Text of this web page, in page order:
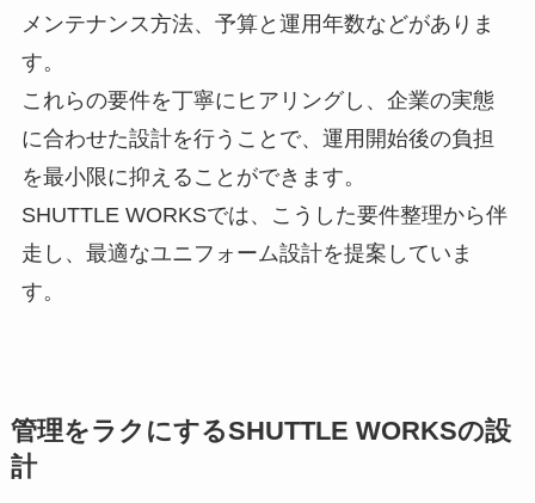
メンテナンス方法、予算と運用年数などがありま
す。
これらの要件を丁寧にヒアリングし、企業の実態
に合わせた設計を行うことで、運用開始後の負担
を最小限に抑えることができます。
SHUTTLE WORKSでは、こうした要件整理から伴
走し、最適なユニフォーム設計を提案していま
す。
管理をラクにするSHUTTLE WORKSの設
計